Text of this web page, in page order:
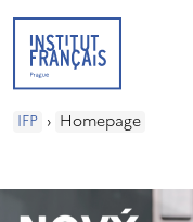
IFP › Homepage